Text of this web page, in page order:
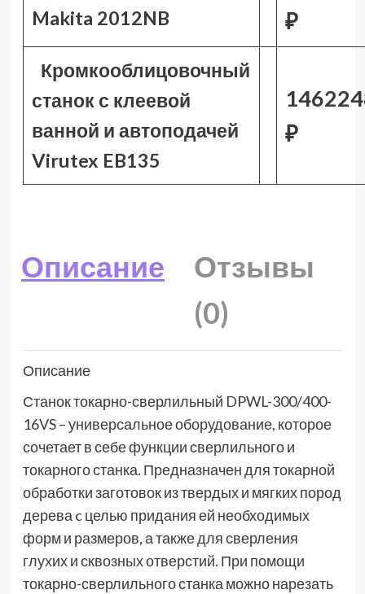
Makita 2012NB
₽
Кромкооблицовочный
станок с клеевой
ванной и автоподачей
Virutex EB135
₽
Описание
Отзывы
(0)
Описание
Станок токарно-сверлильный DPWL-300/400-
16VS – универсальное оборудование, которое
сочетает в себе функции сверлильного и
токарного станка. Предназначен для токарной
обработки заготовок из твердых и мягких пород
дерева c целью придания ей необходимых
форм и размеров, а также для сверления
глухих и сквозных отверстий. При помощи
токарно-сверлильного станка можно нарезать